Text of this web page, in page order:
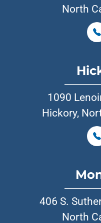
North
1090
Hickory,
406 S.
North